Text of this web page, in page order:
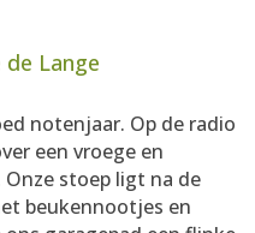
AANMELDEN
Lange
notenjaar. Op de radio
een vroege en
stoep ligt na de
beukennootjes en